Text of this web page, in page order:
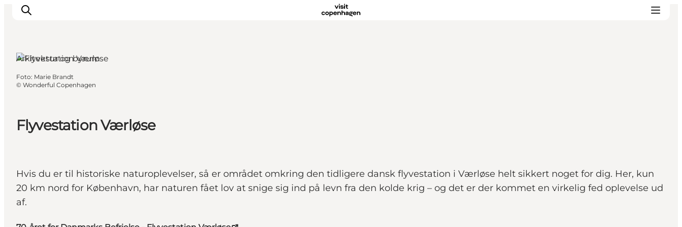
This is Copenhagen
Områder
Copenhagen Card
Flyvestation Værløse
Hvis du er til historiske naturoplevelser, så er området omkring den tidligere dansk flyvestation i Værløse helt sikkert noget for dig. Her, kun
20 km nord for København, har naturen fået lov at snige sig ind på levn fra den kolde krig – og det er der kommet en virkelig fed oplevelse ud
af.
Arkitektur og byrum
Foto: Marie Brandt
© Wonderful Copenhagen